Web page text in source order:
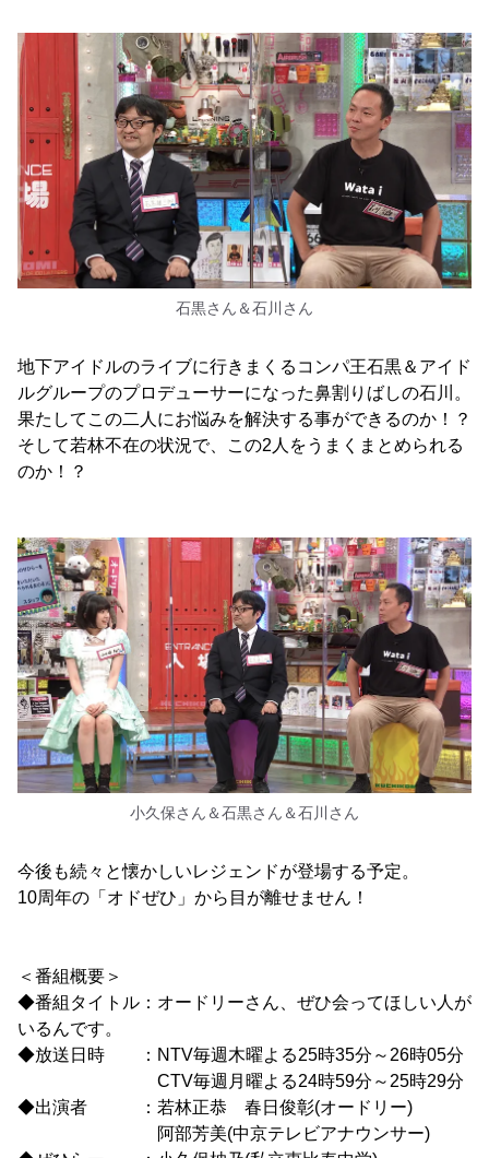
石黒さん＆石川さん
地下アイドルのライブに行きまくるコンパ王石黒＆アイド
ルグループのプロデューサーになった鼻割りばしの石川。
果たしてこの二人にお悩みを解決する事ができるのか！？
そして若林不在の状況で、この2人をうまくまとめられる
のか！？
小久保さん＆石黒さん＆石川さん
今後も続々と懐かしいレジェンドが登場する予定。
10周年の「オドぜひ」から目が離せません！
＜番組概要＞
◆番組タイトル：オードリーさん、ぜひ会ってほしい人が
いるんです。
◆放送日時 ：NTV毎週木曜よる25時35分～26時05分
CTV毎週月曜よる24時59分～25時29分
◆出演者 ：若林正恭 春日俊彰(オードリー)
阿部芳美(中京テレビアナウンサー)